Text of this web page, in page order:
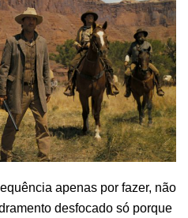
apenas por fazer, não
desfocado só porque